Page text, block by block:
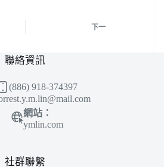
下一
聯絡資訊
(886) 918-374397
網站：
ymlin.com
社群聯繫